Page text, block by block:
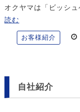
オクヤマは「ビッシ
読む
お客様紹介
自社紹介